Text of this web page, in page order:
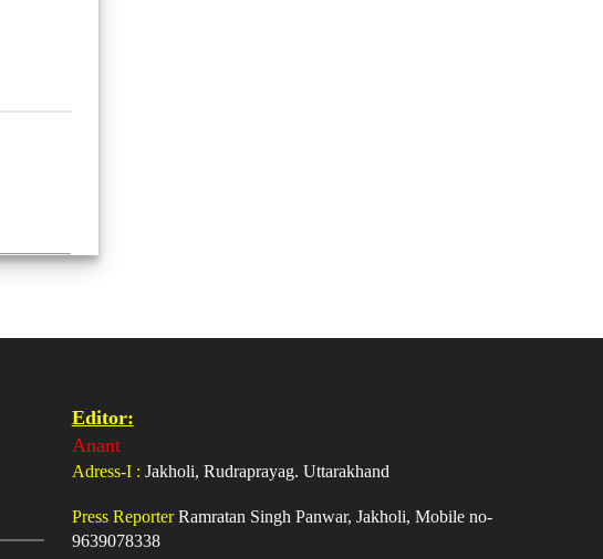
Editor:
Anant
Adress-I : Jakholi, Rudraprayag. Uttarakhand
Press ReporterRamratan Singh Panwar, Jakholi, Mobile no-
9639078338